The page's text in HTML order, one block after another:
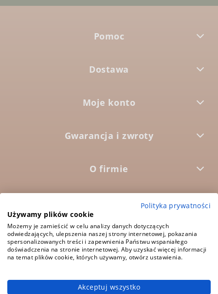
Pomoc
Dostawa
Moje konto
Gwarancja i zwroty
O firmie
Średnia ocena:5.0
1573 opinii
Polityka prywatności
Używamy plików cookie
Możemy je zamieścić w celu analizy danych dotyczących
odwiedzających, ulepszenia naszej strony internetowej, pokazania
spersonalizowanych treści i zapewnienia Państwu wspaniałego
doświadczenia na stronie internetowej. Aby uzyskać więcej informacji
na temat plików cookie, których używamy, otwórz ustawienia.
Akceptuj wszystko